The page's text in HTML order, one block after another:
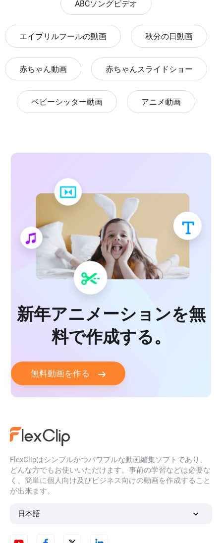
ABCソングビデオ
エイプリルフールの動画 秋分の日動画
赤ちゃん動画 赤ちゃんスライドショー
ベビーシッター動画 アニメ動画
新年アニメーションを無
料で作成する。
無料動画を作る
FlexClipはシンプルかつパワフルな動画編集ソフトであり、
どんな方でもお使いいただけます。事前の学習などは必要な
く、簡単に個人向け及びビジネス向けの動画を作成すること
が出来ます。
日本語